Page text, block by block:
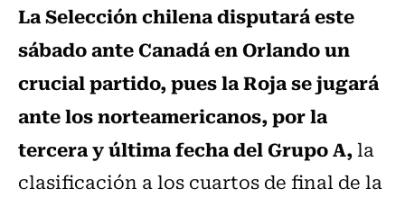
La Selección chilena disputará este
sábado ante Canadá en Orlando un
crucial partido, pues la Roja se jugará
ante los norteamericanos, por la
tercera y última fecha del Grupo A,la
clasificación a los cuartos de final de la